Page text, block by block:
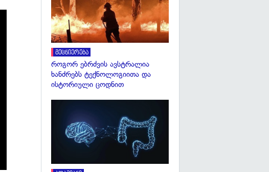
მეცნიერება
როგორ ებრძვის ავსტრალია
ხანძრებს ტექნოლოგიითა და
ისტორიული ცოდნით